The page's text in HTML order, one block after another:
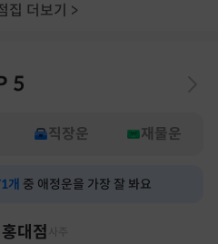
집 더보기 >
5
직장운 재물운
개 중 애정운을 가장 잘 봐요
대점